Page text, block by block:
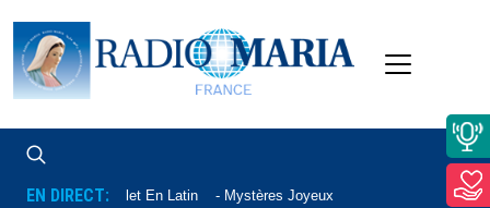
EN DIRECT:Chapelet En Latin Mystères Joyeux